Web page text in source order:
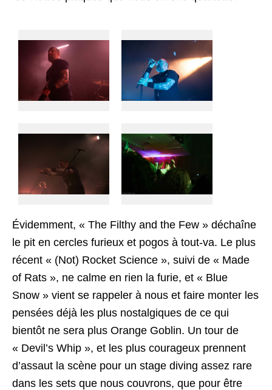
Évidemment, « The Filthy and the Few » déchaîne
le pit en cercles furieux et pogos à tout-va. Le plus
récent « (Not) Rocket Science », suivi de « Made
of Rats », ne calme en rien la furie, et « Blue
Snow » vient se rappeler à nous et faire monter les
pensées déjà les plus nostalgiques de ce qui
bientôt ne sera plus Orange Goblin. Un tour de
« Devil’s Whip », et les plus courageux prennent
d’assaut la scène pour un stage diving assez rare
dans les sets que nous couvrons, que pour être